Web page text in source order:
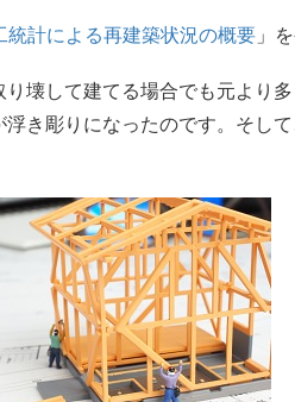
統計による再建築状況の概要 」
壊して建てる場合でも元より
き彫りになったのです。そし